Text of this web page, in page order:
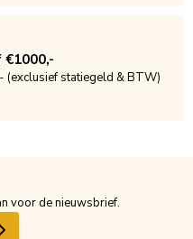
(exclusief statiegeld & BTW)
voor de nieuwsbrief.